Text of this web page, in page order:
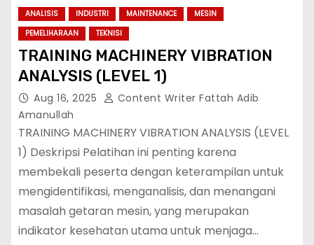
ANALISIS INDUSTRI MAINTENANCE
MESIN
PEMELIHARAAN
TEKNISI
TRAINING MACHINERY VIBRATION
ANALYSIS (LEVEL 1)
Aug 16, 2025
Content Writer Fattah Adib
Amanullah
TRAINING MACHINERY VIBRATION ANALYSIS (LEVEL
1) Deskripsi Pelatihan ini penting karena
membekali peserta dengan keterampilan untuk
mengidentifikasi, menganalisis, dan menangani
masalah getaran mesin, yang merupakan
indikator kesehatan utama untuk menjaga…